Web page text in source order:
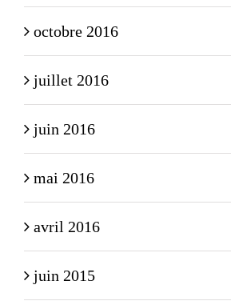
octobre 2016
juillet 2016
juin 2016
mai 2016
avril 2016
juin 2015